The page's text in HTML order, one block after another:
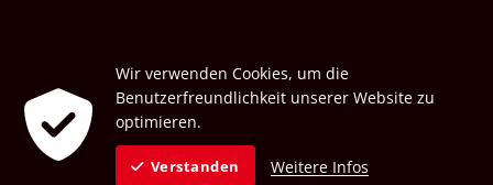
Wir verwenden Cookies, um die
Benutzerfreundlichkeit unserer Website zu
optimieren.
Verstanden Weitere Infos